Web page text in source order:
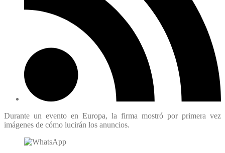
Durante un evento en Europa, la firma mostró por primera vez
imágenes de cómo lucirán los anuncios.